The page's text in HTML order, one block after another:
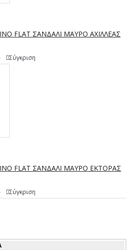
FLAT ΣΑΝΔΑΛΙ ΜΑΥΡΟ ΑΧΙΛΛΕΑΣ
Σύγκριση
FLAT ΣΑΝΔΑΛΙ ΜΑΥΡΟ ΕΚΤΟΡΑΣ
Σύγκριση